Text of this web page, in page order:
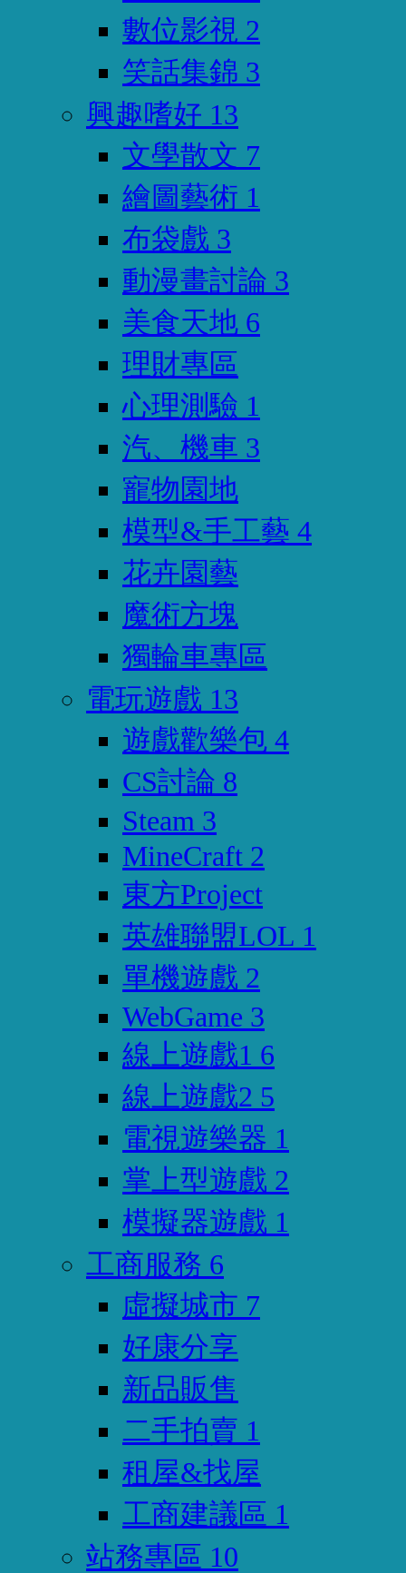
數位影視 2
笑話集錦 3
興趣嗜好 13
文學散文 7
繪圖藝術 1
布袋戲 3
動漫畫討論 3
美食天地 6
理財專區
心理測驗 1
汽、機車 3
寵物園地
模型&手工藝 4
花卉園藝
魔術方塊
獨輪車專區
電玩遊戲 13
遊戲歡樂包 4
CS討論 8
Steam 3
MineCraft 2
東方Project
英雄聯盟LOL 1
單機遊戲 2
WebGame 3
線上遊戲1 6
線上遊戲2 5
電視遊樂器 1
掌上型遊戲 2
模擬器遊戲 1
工商服務 6
虛擬城市 7
好康分享
新品販售
二手拍賣 1
租屋&找屋
工商建議區 1
站務專區 10